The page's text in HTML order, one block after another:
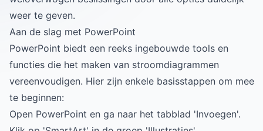
weer te geven.
Aan de slag met PowerPoint
PowerPoint biedt een reeks ingebouwde tools en
functies die het maken van stroomdiagrammen
vereenvoudigen. Hier zijn enkele basisstappen om mee
te beginnen:
Open PowerPoint en ga naar het tabblad 'Invoegen'.